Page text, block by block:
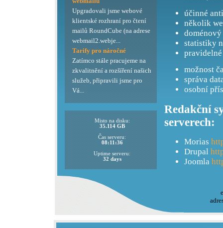
účinné
několik
doménový
statistiky
možnost
správa
osobní
Redakční
serverech:
Morias
Drupal
Joomla
Upgradovali jsme webové
klientské rozhraní pro čtení
mailů RoundCube (na adrese
webmail2.webje...
Tarify pro náročné
Zatímco stále pracujeme na
zkvalitnění a rozšíření našich
služeb, připravili jsme pro
Vá...
Misto na disku:
35.114 GB
Čas serveru:
08:11:36
Uptime serveru:
32 days